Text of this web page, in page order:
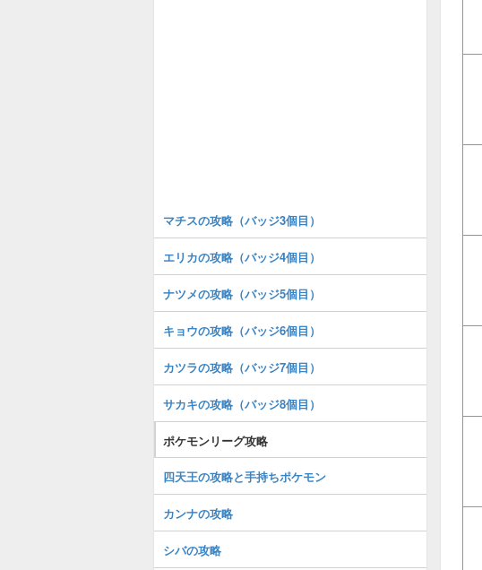
マチスの攻略（バッジ3個目）
エリカの攻略（バッジ4個目）
ナツメの攻略（バッジ5個目）
キョウの攻略（バッジ6個目）
カツラの攻略（バッジ7個目）
サカキの攻略（バッジ8個目）
ポケモンリーグ攻略
四天王の攻略と手持ちポケモン
カンナの攻略
シバの攻略